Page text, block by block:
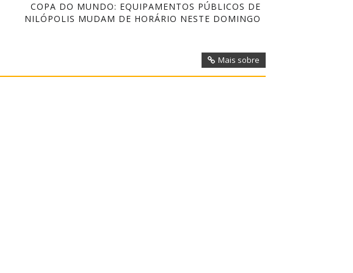
COPA DO MUNDO: EQUIPAMENTOS PÚBLICOS DE
NILÓPOLIS MUDAM DE HORÁRIO NESTE DOMINGO
Mais sobre